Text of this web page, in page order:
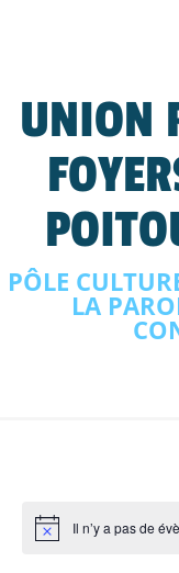
UNION
PÔLE
LA
Il n’y a pas de